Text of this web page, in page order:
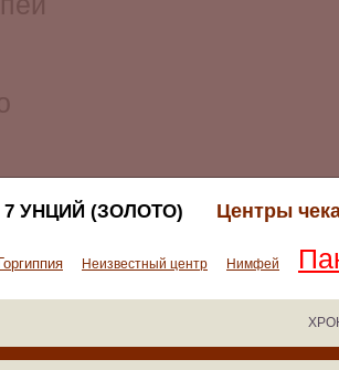
УНЦИЙ (ЗОЛОТО) Центры
Горгиппия Неизвестный центр Нимфей